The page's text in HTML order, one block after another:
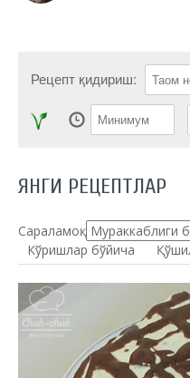
Рецепт қидириш:
ЯНГИ РЕЦЕПТЛАР
Сараламоқ:
Кўришлар бўйича